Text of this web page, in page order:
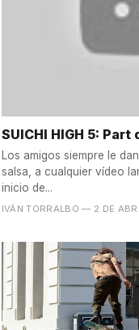
SUICHI HIGH 5:
Los amigos siempre le
salsa, a cualquier vídeo
inicio de...
IVÁN TORRALBO — 2 DE